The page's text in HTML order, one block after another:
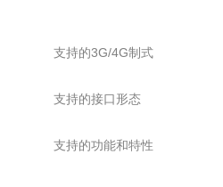
支持的3G/4G制式
支持的接口形态
支持的功能和特性